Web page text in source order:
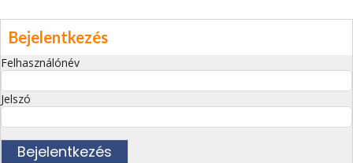
Bejelentkezés
Felhasználónév
Jelszó